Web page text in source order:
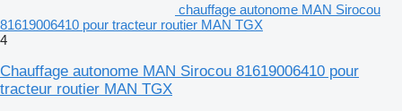
chauffage autonome MAN Sirocou
81619006410 pour tracteur routier MAN TGX
4
Chauffage autonome MAN Sirocou 81619006410 pour
tracteur routier MAN TGX